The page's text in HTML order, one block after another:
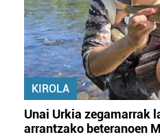
KIROLA
Unai Urkia zegamarrak
arrantzako beteranoen